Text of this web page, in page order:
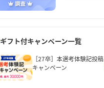
ギフト付キャンペーン一覧
［27卒］本選考体験記投稿
キャンペーン